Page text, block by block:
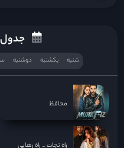
شنبه یکشنبه دوشنبه
محافظ
راه نجات _ راه رهایی